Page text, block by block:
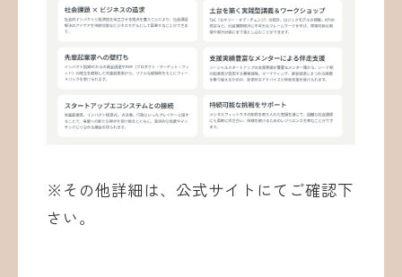
※その他詳細は、公式サイトにてご確認下
さい。